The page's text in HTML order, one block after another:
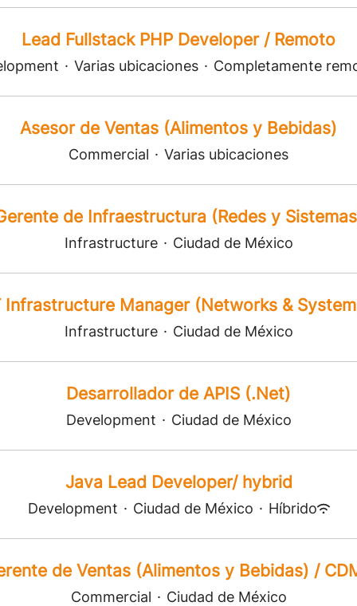
Lead Fullstack PHP Developer / Remoto
· Varias ubicaciones · Completamente
Asesor de Ventas (Alimentos y Bebidas)
Commercial · Varias ubicaciones
de Infraestructura (Redes y
Infrastructure · Ciudad de México
Infrastructure Manager (Networks &
Infrastructure · Ciudad de México
Desarrollador de APIS (.Net)
Development · Ciudad de México
Java Lead Developer/ hybrid
Development · Ciudad de México · Híbrido
de Ventas (Alimentos y Bebidas) /
Commercial · Ciudad de México